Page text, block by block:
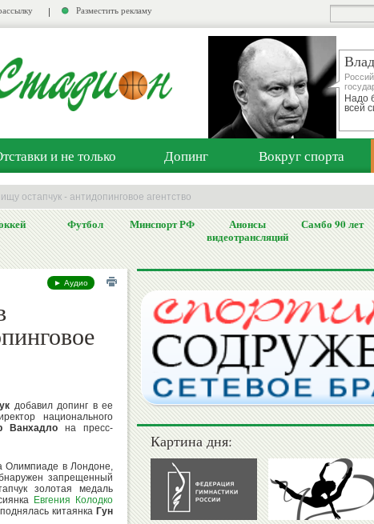
Разместить рекламу
Надо
всей
и не только Допинг Вокруг спорта
остапчук - антидопинговое агентство
Футбол Минспорт РФ
Анонсы
видеотрансляций
Самбо 90 лет
► Аудио
добавил допинг в ее
национального
Ванхадлона пресс-
Олимпиаде в Лондоне,
запрещенный
золотая медаль
Евгения Колодко
китаянка Гун
Картина дня: